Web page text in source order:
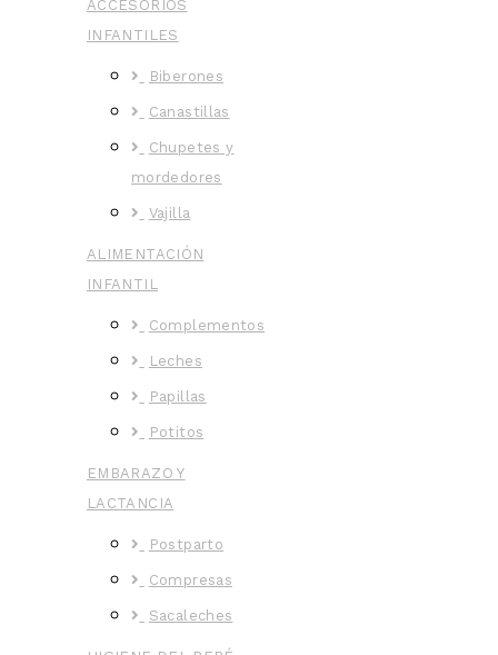
ACCESORIOS
INFANTILES
Biberones
Canastillas
Chupetes y
mordedores
Vajilla
ALIMENTACIÓN
INFANTIL
Complementos
Leches
Papillas
Potitos
EMBARAZO Y
LACTANCIA
Postparto
Compresas
Sacaleches